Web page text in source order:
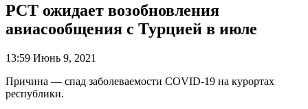
РСТ ожидает возобновления
авиасообщения с Турцией в июле
13:59 Июнь 9, 2021
Причина — спад заболеваемости COVID-19 на курортах
республики.